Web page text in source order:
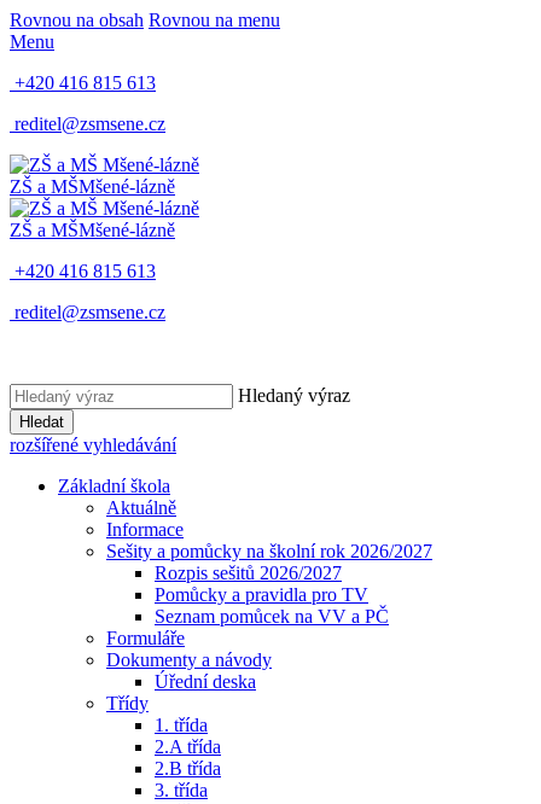
Rovnou na obsah Rovnou na menu
Menu
+420 416 815 613
reditel@zsmsene.cz
ZŠ a MŠMšené-lázně
ZŠ a MŠMšené-lázně
+420 416 815 613
reditel@zsmsene.cz
Hledaný výraz
Hledat
rozšířené vyhledávání
Základní škola
Aktuálně
Informace
Sešity a pomůcky na školní rok 2026/2027
Rozpis sešitů 2026/2027
Pomůcky a pravidla pro TV
Seznam pomůcek na VV a PČ
Formuláře
Dokumenty a návody
Úřední deska
Třídy
1. třída
2.A třída
2.B třída
3. třída